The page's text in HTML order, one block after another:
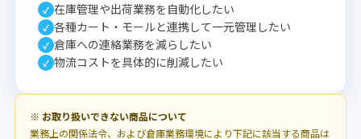
✓ 在庫管理や出荷業務を自動化したい
✓ 各種カート・モールと連携して一元管理したい
✓ 倉庫への連絡業務を減らしたい
✓ 物流コストを具体的に削減したい
※ お取り扱いできない商品について
業務上の関係法令、および倉庫業務環境により下記に該当する商品は